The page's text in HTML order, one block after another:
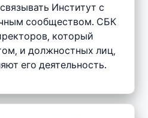
Институт с
сообществом. СБК
который
и должностных лиц,
его деятельность.